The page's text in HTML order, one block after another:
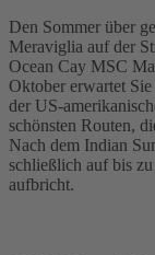
Den Sommer über
Meraviglia auf der
Ocean Cay MSC
Oktober erwartet
der US-
schönsten Routen,
Nach dem Indian
schließlich auf bis
aufbricht.